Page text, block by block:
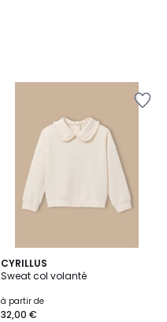
CYRILLUS
Sweat col volanté
à partir de
32,00 €